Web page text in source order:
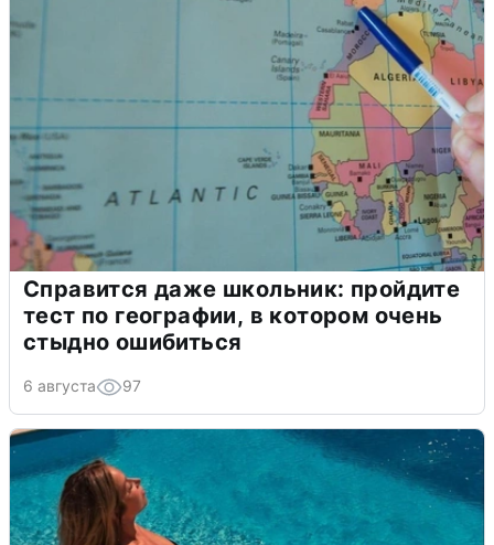
Справится даже школьник: пройдите
тест по географии, в котором очень
стыдно ошибиться
6 августа 97